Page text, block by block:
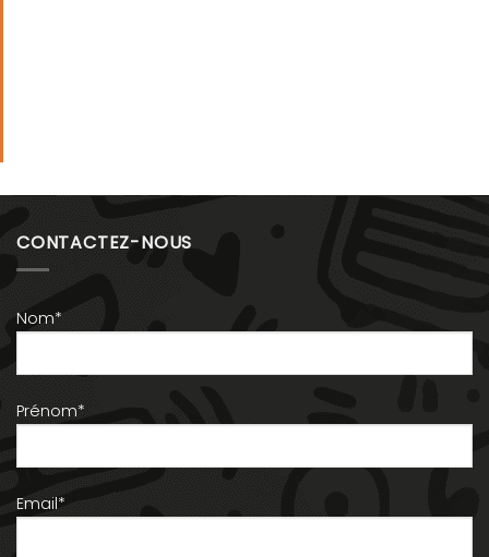
CONTACTEZ-NOUS
Nom*
Prénom*
Email*